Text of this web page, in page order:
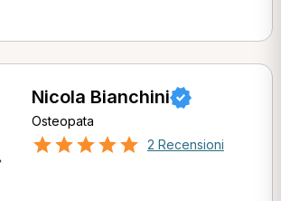
Nicola Bianchini
Osteopata
2 Recensioni